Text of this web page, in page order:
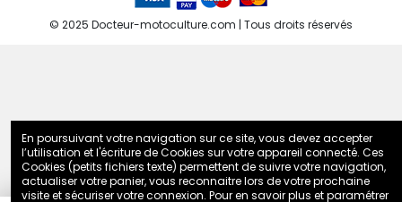
© 2025 Docteur-motoculture.com | Tous droits réservés
En poursuivant votre navigation sur ce site, vous devez accepter
l’utilisation et l'écriture de Cookies sur votre appareil connecté. Ces
Cookies (petits fichiers texte) permettent de suivre votre navigation,
actualiser votre panier, vous reconnaitre lors de votre prochaine
visite et sécuriser votre connexion. Pour en savoir plus et paramétrer